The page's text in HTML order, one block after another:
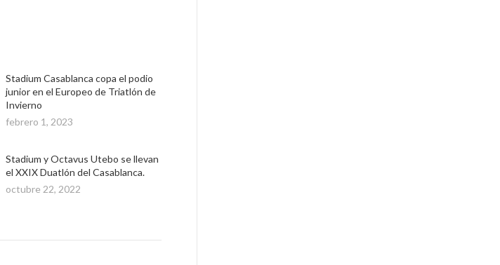
Stadium Casablanca copa el podio
junior en el Europeo de Triatlón de
Invierno
febrero 1, 2023
Stadium y Octavus Utebo se llevan
el XXIX Duatlón del Casablanca.
octubre 22, 2022